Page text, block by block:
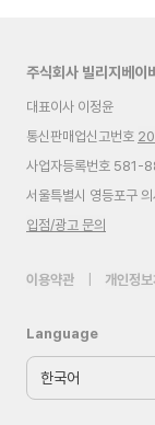
주식회사 빌리지베이비
대표이사 이정윤
통신판매업신고번호
사업자등록번호
서울특별시 영등포구
입점/광고 문의
이용약관 개인정
Language